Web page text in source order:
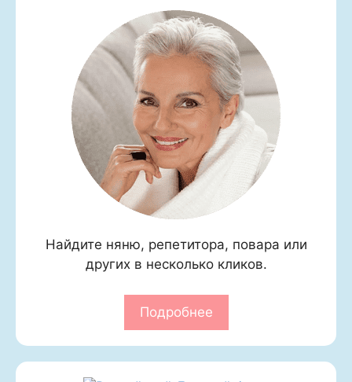
Найдите няню, репетитора, повара или
других в несколько кликов.
Подробнее